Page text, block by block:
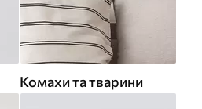
Комахи та тварини